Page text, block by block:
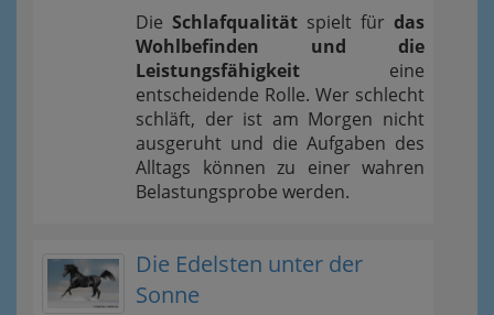
Die Schlafqualität spielt für das
Wohlbefinden und die
Leistungsfähigkeit eine
entscheidende Rolle. Wer schlecht
schläft, der ist am Morgen nicht
ausgeruht und die Aufgaben des
Alltags können zu einer wahren
Belastungsprobe werden.
Die Edelsten unter der
Sonne